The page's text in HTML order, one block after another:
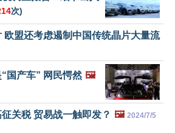
次)
欧盟还考虑遏制中国传统晶片大量流
国产车” 网民愕然 🖼️
关税 贸易战一触即发？ 🖼️ 2024/7/5